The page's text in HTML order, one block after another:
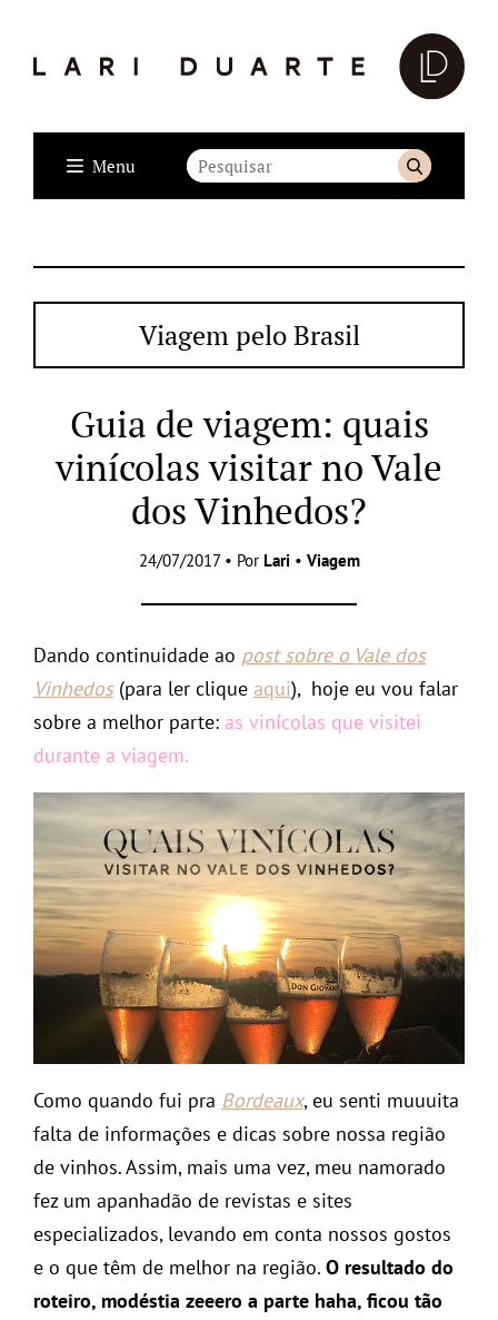
Menu
Viagem pelo Brasil
Guia de viagem: quais
vinícolas visitar no Vale
dos Vinhedos?
24/07/2017 • Por Lari • Viagem
Dando continuidade ao post sobre o Vale dos
Vinhedos(para ler clique aqui), hoje eu vou falar
sobre a melhor parte: as vinícolas que visitei
durante a viagem.
Como quando fui pra Bordeaux, eu senti muuuita
falta de informações e dicas sobre nossa região
de vinhos. Assim, mais uma vez, meu namorado
fez um apanhadão de revistas e sites
especializados, levando em conta nossos gostos
e o que têm de melhor na região. O resultado do
roteiro, modéstia zeeero a parte haha, ficou tão